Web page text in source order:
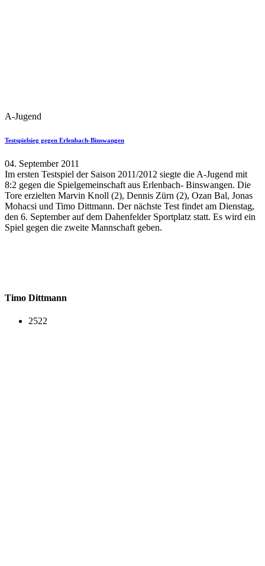
A-Jugend
Testspielsieg gegen Erlenbach-Binswangen
04. September 2011
Im ersten Testspiel der Saison 2011/2012 siegte die A-Jugend mit
8:2 gegen die Spielgemeinschaft aus Erlenbach- Binswangen. Die
Tore erzielten Marvin Knoll (2), Dennis Zürn (2), Ozan Bal, Jonas
Mohacsi und Timo Dittmann. Der nächste Test findet am Dienstag,
den 6. September auf dem Dahenfelder Sportplatz statt. Es wird ein
Spiel gegen die zweite Mannschaft geben.
Timo Dittmann
2522